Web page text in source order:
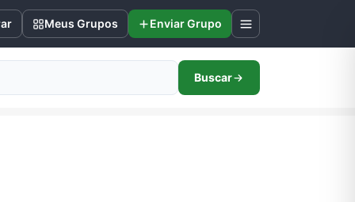
Meus Grupos Enviar Grupo
Buscar